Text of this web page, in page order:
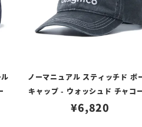
ノーマニュアル スティッチド ボ
キャップ - ウォッシュド チャコ
¥6,820